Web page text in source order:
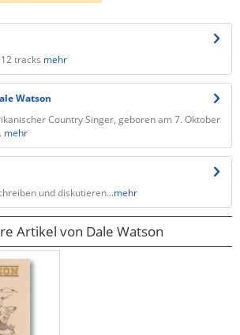
tracks mehr
Watson
Country Singer, geboren am 7. Oktober
mehr
und diskutieren...mehr
Artikel von Dale Watson